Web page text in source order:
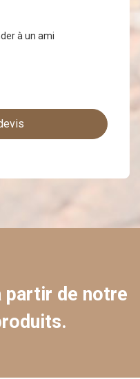
à un ami
partir de notre